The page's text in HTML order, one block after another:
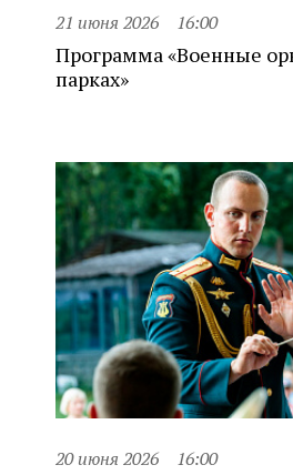
21 июня 2026 16:00
Программа «Военные
парках»
20 июня 2026 16:00